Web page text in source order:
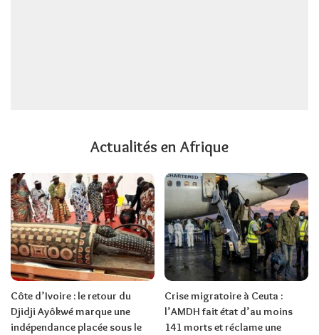
Actualités en Afrique
Côte d’Ivoire : le retour du
Djidji Ayôkwé marque une
indépendance placée sous le
Crise migratoire à Ceuta :
l’AMDH fait état d’au moins
141 morts et réclame une